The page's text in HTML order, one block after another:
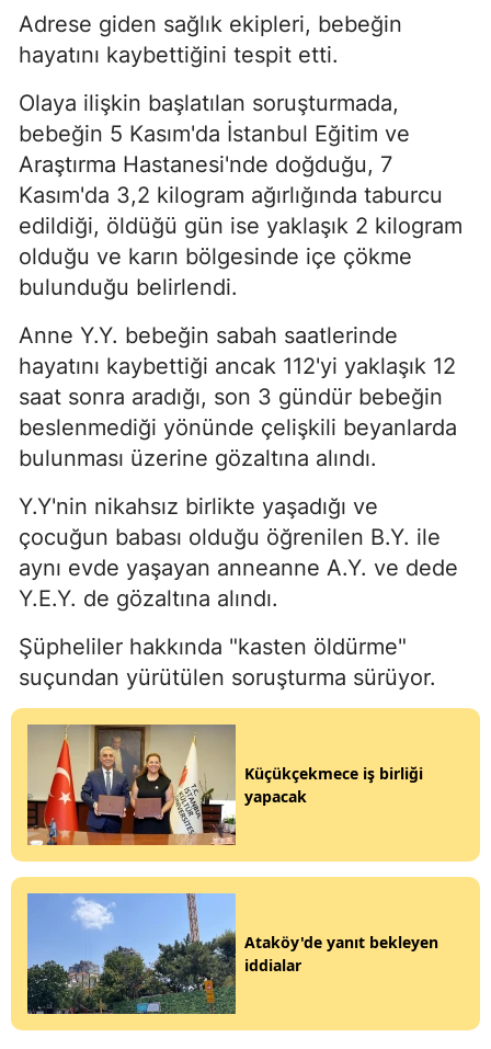
Adrese giden sağlık ekipleri, bebeğin
hayatını kaybettiğini tespit etti.
Olaya ilişkin başlatılan soruşturmada,
bebeğin 5 Kasım'da İstanbul Eğitim ve
Araştırma Hastanesi'nde doğduğu, 7
Kasım'da 3,2 kilogram ağırlığında taburcu
edildiği, öldüğü gün ise yaklaşık 2 kilogram
olduğu ve karın bölgesinde içe çökme
bulunduğu belirlendi.
Anne Y.Y. bebeğin sabah saatlerinde
hayatını kaybettiği ancak 112'yi yaklaşık 12
saat sonra aradığı, son 3 gündür bebeğin
beslenmediği yönünde çelişkili beyanlarda
bulunması üzerine gözaltına alındı.
Y.Y'nin nikahsız birlikte yaşadığı ve
çocuğun babası olduğu öğrenilen B.Y. ile
aynı evde yaşayan anneanne A.Y. ve dede
Y.E.Y. de gözaltına alındı.
Şüpheliler hakkında "kasten öldürme"
suçundan yürütülen soruşturma sürüyor.
Küçükçekmece iş birliği
yapacak
Ataköy'de yanıt bekleyen
iddialar